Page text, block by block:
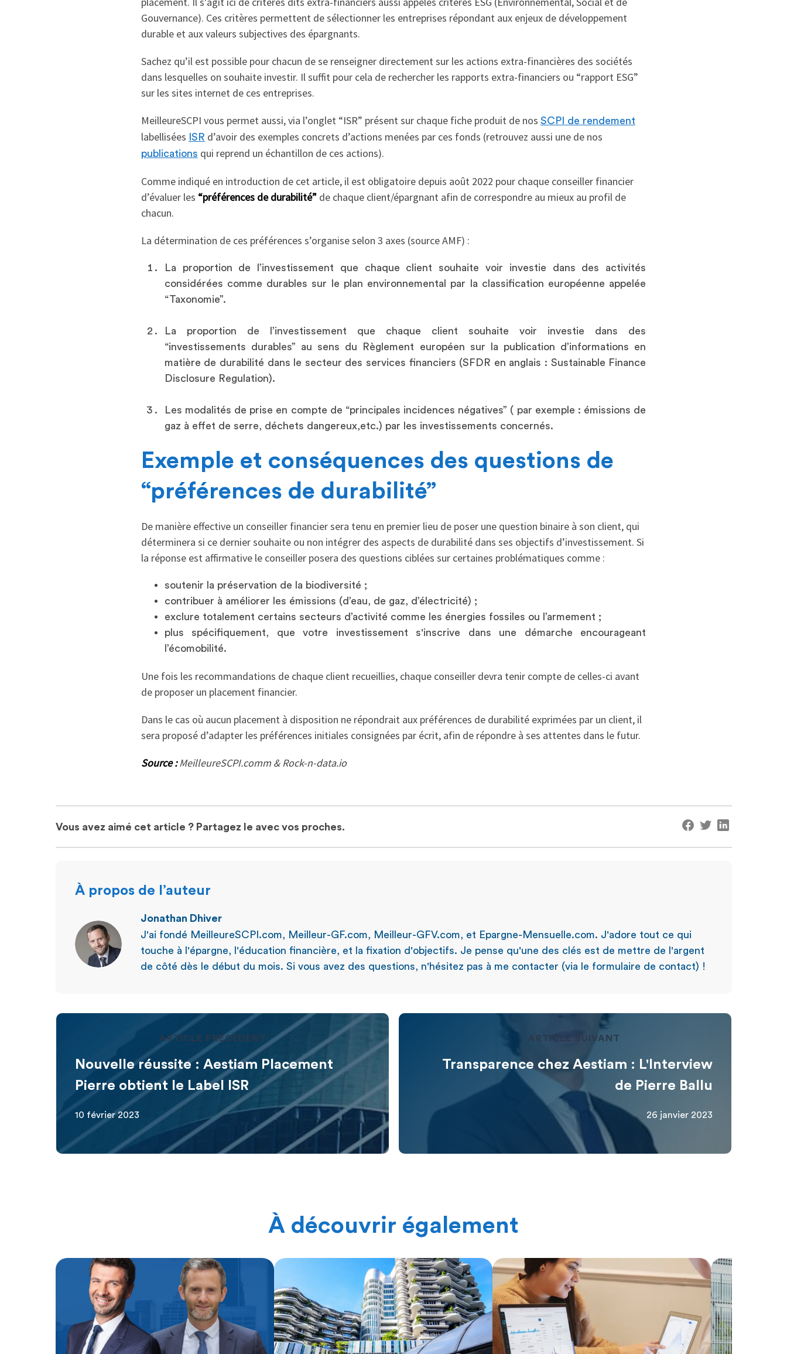
Gouvernance). Ces critères permettent de sélectionner les entreprises répondant aux enjeux de développement
durable et aux valeurs subjectives des épargnants.
Sachez qu’il est possible pour chacun de se renseigner directement sur les actions extra-financières des sociétés
dans lesquelles on souhaite investir. Il suffit pour cela de rechercher les rapports extra-financiers ou “rapport ESG”
sur les sites internet de ces entreprises.
MeilleureSCPI vous permet aussi, via l’onglet “ISR” présent sur chaque fiche produit de nos SCPI de rendement
labellisées ISR d’avoir des exemples concrets d’actions menées par ces fonds (retrouvez aussi une de nos
publications qui reprend un échantillon de ces actions).
Comme indiqué en introduction de cet article, il est obligatoire depuis août 2022 pour chaque conseiller financier
d’évaluer les “préférences de durabilité”de chaque client/épargnant afin de correspondre au mieux au profil de
chacun.
La détermination de ces préférences s’organise selon 3 axes (source AMF) :
La proportion de l’investissement que chaque client souhaite voir investie dans des activités
considérées comme durables sur le plan environnemental par la classification européenne appelée
“Taxonomie”.
La proportion de l’investissement que chaque client souhaite voir investie dans des
“investissements durables” au sens du Règlement européen sur la publication d’informations en
matière de durabilité dans le secteur des services financiers (SFDR en anglais : Sustainable Finance
Disclosure Regulation).
Les modalités de prise en compte de “principales incidences négatives” ( par exemple : émissions de
gaz à effet de serre, déchets dangereux,etc.) par les investissements concernés.
Exemple et conséquences des questions de
“préférences de durabilité”
De manière effective un conseiller financier sera tenu en premier lieu de poser une question binaire à son client, qui
déterminera si ce dernier souhaite ou non intégrer des aspects de durabilité dans ses objectifs d’investissement. Si
la réponse est affirmative le conseiller posera des questions ciblées sur certaines problématiques comme :
soutenir la préservation de la biodiversité ;
contribuer à améliorer les émissions (d’eau, de gaz, d’électricité) ;
exclure totalement certains secteurs d’activité comme les énergies fossiles ou l’armement ;
plus spécifiquement, que votre investissement s'inscrive dans une démarche encourageant
l’écomobilité.
Une fois les recommandations de chaque client recueillies, chaque conseiller devra tenir compte de celles-ci avant
de proposer un placement financier.
Dans le cas où aucun placement à disposition ne répondrait aux préférences de durabilité exprimées par un client, il
sera proposé d’adapter les préférences initiales consignées par écrit, afin de répondre à ses attentes dans le futur.
Source :MeilleureSCPI.comm & Rock-n-data.io
Vous avez aimé cet article ? Partagez le avec vos proches.
À propos de l’auteur
Jonathan Dhiver
J'ai fondé MeilleureSCPI.com, Meilleur-GF.com, Meilleur-GFV.com, et Epargne-Mensuelle.com. J'adore tout ce qui
touche à l'épargne, l'éducation financière, et la fixation d'objectifs. Je pense qu'une des clés est de mettre de l'argent
de côté dès le début du mois. Si vous avez des questions, n'hésitez pas à me contacter (via le formulaire de contact) !
ARTICLE PRÉCÉDENT
Nouvelle réussite : Aestiam Placement
Pierre obtient le Label ISR
10 février 2023
ARTICLE SUIVANT
Transparence chez Aestiam : L'Interview
de Pierre Ballu
26 janvier 2023
À découvrir également